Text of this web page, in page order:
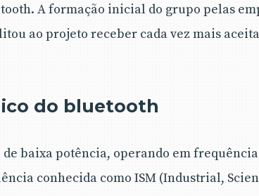
A formação inicial do grupo pelas
ao projeto receber cada vez mais
do bluetooth
baixa potência, operando em
conhecida como ISM (Industrial,